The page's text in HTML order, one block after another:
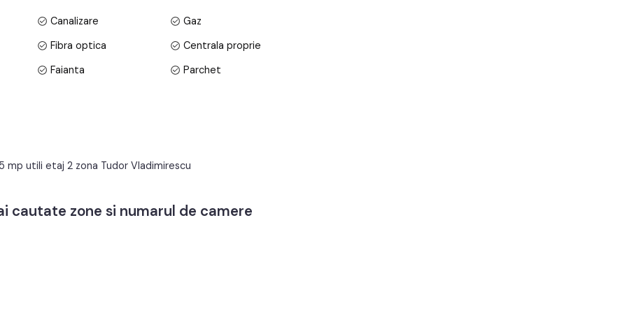
credit bancar.
Canalizare
Gaz
Fibra optica
Centrala proprie
Faianta
Parchet
mp utili etaj 2 zona Tudor Vladimirescu
cautate zone si numarul de camere